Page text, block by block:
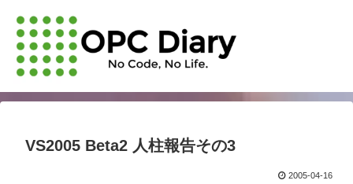
VS2005 Beta2 人柱報告その3
2005-04-16